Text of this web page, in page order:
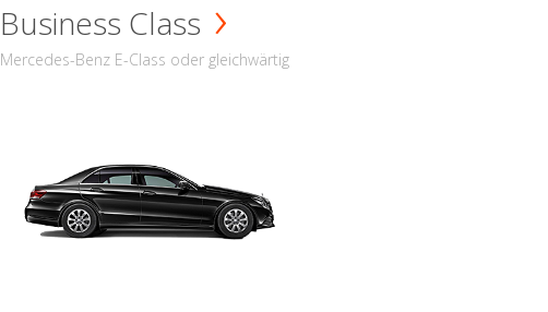
Business Class
Mercedes-Benz E-Class oder gleichwärtig